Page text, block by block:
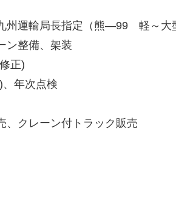
州運輸局長指定（熊―99 軽～大
ン整備、架装
正)
、年次点検
、クレーン付トラック販売